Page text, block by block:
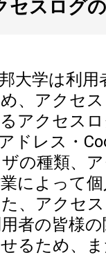
セスログ
大学は利
、アクセ
アクセス
ドレス・
の種類、
によって
、アクセ
者の皆様
るため、